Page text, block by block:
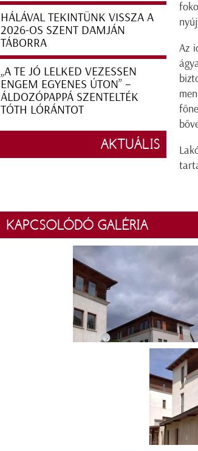
Az
HÁLÁVAL TEKINTÜNK VISSZA A
2026-OS SZENT DAMJÁN
TÁBORRA
„A TE JÓ LELKED VEZESSEN
ENGEM EGYENES ÚTON” –
ÁLDOZÓPAPPÁ SZENTELTÉK
TÓTH LÓRÁNTOT
AKTUÁLIS
KAPCSOLÓDÓ GALÉRIA